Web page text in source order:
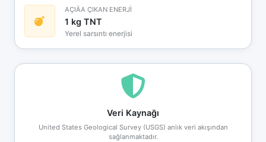
AÇIÄA ÇIKAN ENERJİ
1 kg TNT
Yerel sarsıntı enerjisi
Veri Kaynağı
United States Geological Survey (USGS) anlık veri akışından
sağlanmaktadır.